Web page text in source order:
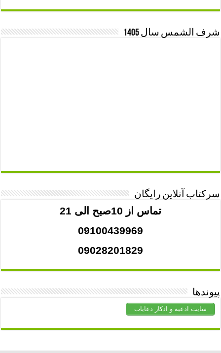
شرف الشمس سال 1405
سرکتاب آنلاین رایگان
تماس از 10صبح الی 21
09100439969
09028201829
پیوندها
سایت ادعیه و اذکار دعایاب